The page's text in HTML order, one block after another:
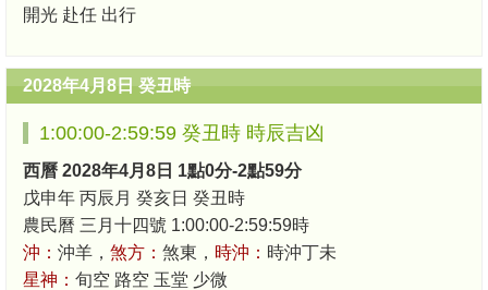
開光 赴任 出行
2028年4月8日 癸丑時
1:00:00-2:59:59 癸丑時 時辰吉凶
西曆 2028年4月8日 1點0分-2點59分
戊申年 丙辰月 癸亥日 癸丑時
農民曆 三月十四號 1:00:00-2:59:59時
沖： 沖羊， 煞方： 煞東， 時沖： 時沖丁未
星神： 旬空 路空 玉堂 少微